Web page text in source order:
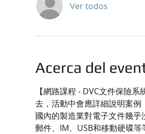
Ver todos
Acerca del
【網路課程 - DVC文件保險
去，活動中會應詳細說明案
國內的製造業對電子文件幾
郵件、IM、USB和移動硬碟